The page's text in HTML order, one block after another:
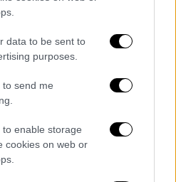
data to be sent to
purposes.
to send me
enable storage
cookies on web or
εντοπίζεται στα
τα δικαιώματα για
φέρεται να μην
κράτος. Συγκεκριμένα
εισοδήματα